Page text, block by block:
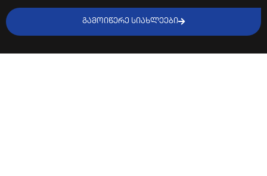
ᲒᲐᲛᲝᲘᲬᲔᲠᲔ ᲡᲘᲐᲮᲚᲔᲔᲑᲘ